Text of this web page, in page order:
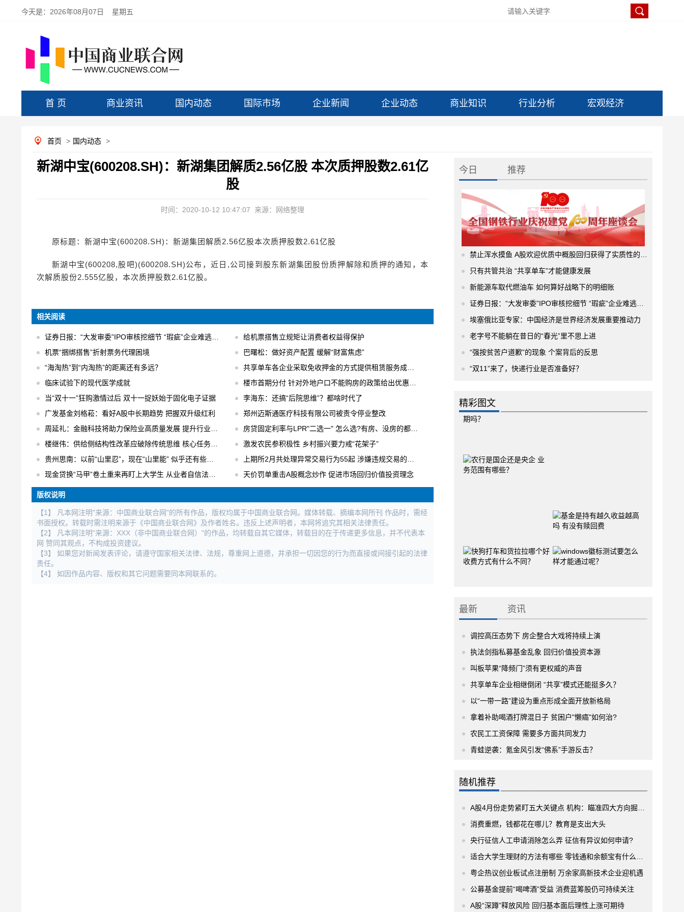
今天是： 2026年08月07日 星期五
首 页 商业资讯 国内动态 国际市场 企业新闻 企业动态 商业知识 行业分析 宏观经济
首页 > 国内动态 >
新湖中宝(600208.SH)：新湖集团解质2.56亿股 本次质押股数2.61亿
股
时间：2020-10-12 10:47:07 来源：网络整理
原标题：新湖中宝(600208.SH)：新湖集团解质2.56亿股本次质押股数2.61亿股
新湖中宝(600208,股吧)(600208.SH)公布，近日,公司接到股东新湖集团股份质押解除和质押的通知，本
次解质股份2.555亿股，本次质押股数2.61亿股。
相关阅读
证券日报：“大发审委”IPO审核挖细节 “瑕疵”企业难逃法眼
给机票搭售立规矩让消费者权益得保护
机票“捆绑搭售”折射票务代理困境
巴曙松：做好资产配置 缓解“财富焦虑”
“海淘热”到“内淘热”的距离还有多远？
共享单车各企业采取免收押金的方式提供租赁服务成主流
临床试验下的现代医学成就
楼市首期分付 针对外地户口不能购房的政策给出优惠办法
当“双十一”狂购激情过后 双十一捉妖始于固化电子证据
李海东：还搞“后院思维”？都啥时代了
广发基金刘格菘：看好A股中长期趋势 把握双升级红利
郑州迈斯通医疗科技有限公司被责令停业整改
周延礼：金融科技将助力保险业高质量发展 提升行业业务效率
房贷固定利率与LPR"二选一" 怎么选?有房、没房的都要会算
楼继伟：供给侧结构性改革应破除传统思维 核心任务是“三去一降一补”
激发农民参积极性 乡村振兴要力戒“花架子”
贵州思南：以前“山里忍”，现在“山里能” 似乎还有些不适应
上期所2月共处理异常交易行为55起 涉嫌违规交易的行为进行立案调查
现金贷换“马甲”卷土重来再盯上大学生 从业者自信法规完全管不着
天价罚单重击A股概念炒作 促进市场回归价值投资理念
版权说明
【1】 凡本网注明"来源：中国商业联合网"的所有作品，版权均属于中国商业联合网。媒体转载、摘编本网所刊 作品时，需经
书面授权。转载时需注明来源于《中国商业联合网》及作者姓名。违反上述声明者，本网将追究其相关法律责任。
【2】 凡本网注明"来源：XXX（非中国商业联合网）"的作品，均转载自其它媒体，转载目的在于传递更多信息，并不代表本
网 赞同其观点，不构成投资建议。
【3】 如果您对新闻发表评论，请遵守国家相关法律、法规，尊重网上道德，并承担一切因您的行为而直接或间接引起的法律
责任。
【4】 如因作品内容、版权和其它问题需要同本网联系的。
今日 推荐
禁止浑水摸鱼 A股欢迎优质中概股回归获得了实质性的进展
只有共管共治 “共享单车”才能健康发展
新能源车取代燃油车 如何算好战略下的明细账
证券日报：“大发审委”IPO审核挖细节 “瑕疵”企业难逃法眼
埃塞俄比亚专家：中国经济是世界经济发展重要推动力
老字号不能躺在昔日的“春光”里不思上进
“强按贫苦户道歉”的现象 个案背后的反思
“双11”来了，快递行业是否准备好？
精彩图文
最新 资讯
调控高压态势下 房企整合大戏将持续上演
执法剑指私募基金乱象 回归价值投资本源
叫板苹果“降频门”须有更权威的声音
共享单车企业相继倒闭 “共享”模式还能挺多久？
以“一带一路”建设为重点形成全面开放新格局
拿着补助喝酒打牌混日子 贫困户"懒癌"如何治?
农民工工资保障 需要多方面共同发力
青蛙逆袭：氪金风引发“佛系”手游反击？
随机推荐
A股4月份走势紧盯五大关键点 机构：瞄准四大方向掘金投资机会
消费重燃，钱都花在哪儿？教育是支出大头
央行征信人工申请消除怎么弄 征信有异议如何申请?
适合大学生理财的方法有哪些 零钱通和余额宝有什么优点？
粤企热议创业板试点注册制 万余家高新技术企业迎机遇
公募基金提前“喝啤酒”受益 消费蓝筹股仍可持续关注
A股“深蹲”释放风险 回归基本面后理性上涨可期待